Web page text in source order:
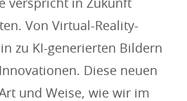
verspricht in Zukunft
Von Virtual-Reality-
zu KI-generierten Bildern
Diese neuen
und Weise, wie wir im